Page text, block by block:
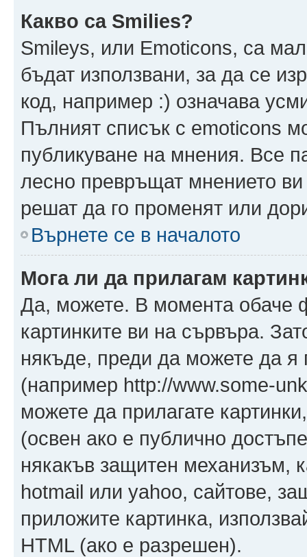
Какво са Smilies?
Smileys, или Emoticons, са
бъдат използвани, за да се
код, например :) означава
Пълният списък с emoticons
публикуване на мнения. Все
лесно превръщат мнението
решат да го променят или
Върнете се в началото
Мога ли да прилагам
Да, можете. В момента обаче
картинките ви на сървъра.
някъде, преди да можете да
(например http://www.some-
можете да прилагате
(освен ако е публично
някакъв защитен механизъм,
hotmail или yahoo, сайтове,
приложите картинка,
HTML (ако е разрешен).